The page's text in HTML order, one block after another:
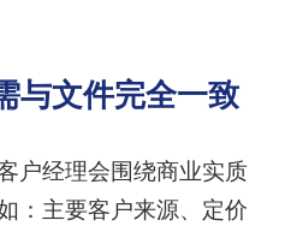
与文件完全一致
户经理会围绕商业实质
：主要客户来源、定价